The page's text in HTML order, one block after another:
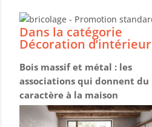
Dans la catégorie
Décoration d’intérieur
Bois massif et métal : les
associations qui donnent du
caractère à la maison